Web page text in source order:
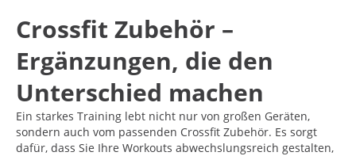
Crossfit Zubehör –
Ergänzungen, die den
Unterschied machen
Ein starkes Training lebt nicht nur von großen Geräten,
sondern auch vom passenden Crossfit Zubehör. Es sorgt
dafür, dass Sie Ihre Workouts abwechslungsreich gestalten,